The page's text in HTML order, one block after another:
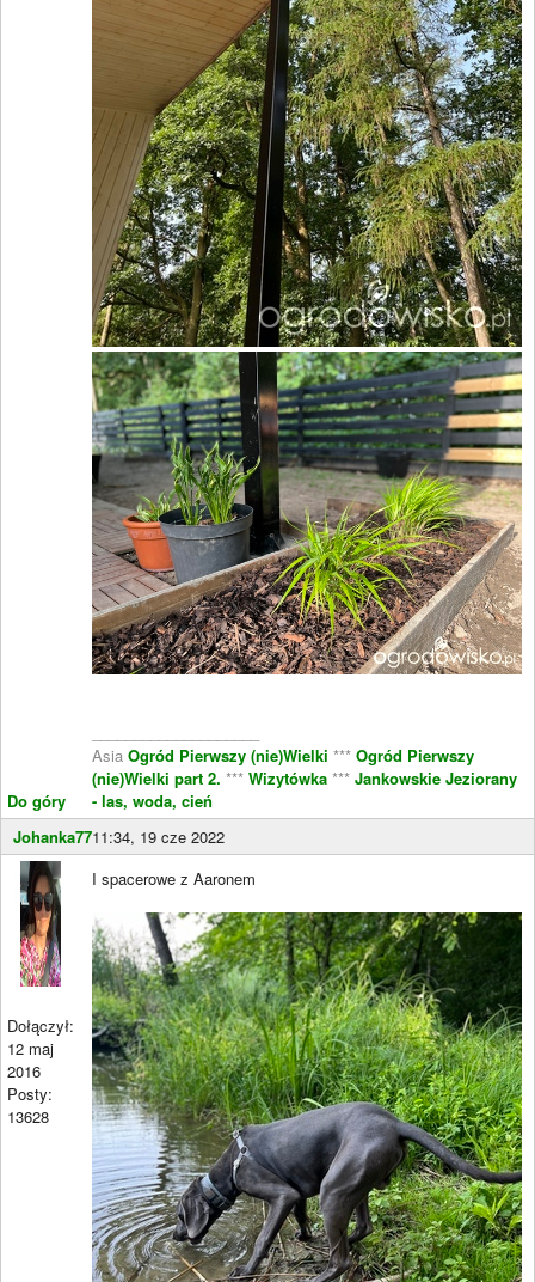
Do góry
Asia Ogród Pierwszy (nie)Wielki *** Ogród Pierwszy
(nie)Wielki part 2. *** Wizytówka *** Jankowskie Jeziorany
- las, woda, cień
Johanka7711:34, 19 cze 2022
Dołączył:
12 maj
2016
Posty:
13628
I spacerowe z Aaronem